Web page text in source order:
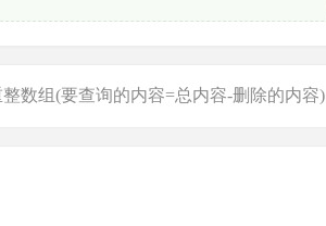
整数组(要查询的内容=总内容-删除的内容)